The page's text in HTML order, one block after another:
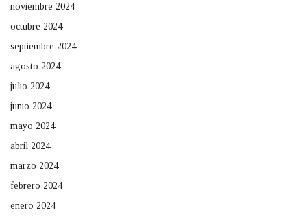
noviembre 2024
octubre 2024
septiembre 2024
agosto 2024
julio 2024
junio 2024
mayo 2024
abril 2024
marzo 2024
febrero 2024
enero 2024